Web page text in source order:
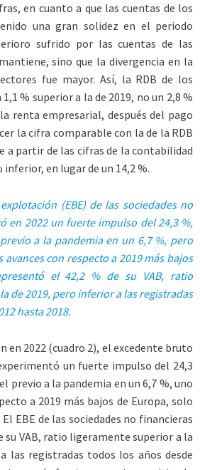
en cuanto a que las cuentas de los
una gran solidez en el periodo
sufrido por las cuentas de las
sino que la divergencia en la
fue mayor. Así, la RDB de los
% superior a la de 2019, no un 2,8 %
renta empresarial, después del pago
la cifra comparable con la de la RDB
a partir de las cifras de la contabilidad
inferior, en lugar de un 14,2 %.
(EBE) de las sociedades no
en 2022 un fuerte impulso del 24,3 %,
a la pandemia en un 6,7 %, pero
con respecto a 2019 más bajos
el 42,2 % de su VAB, ratio
de 2019, pero inferior a las registradas
hasta 2018.
en 2022 (cuadro 2), el excedente bruto
un fuerte impulso del 24,3
previo a la pandemia en un 6,7 %, uno
a 2019 más bajos de Europa, solo
EBE de las sociedades no financieras
su VAB, ratio ligeramente superior a la
las registradas todos los años desde